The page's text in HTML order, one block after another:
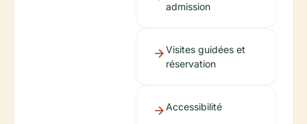
admission
Visites guidées et
réservation
Accessibilité